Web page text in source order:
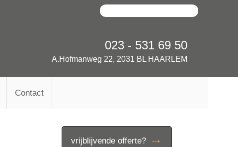
023 - 531 69 50
A.Hofmanweg 22, 2031 BL HAARLEM
Contact
vrijblijvende offerte? →